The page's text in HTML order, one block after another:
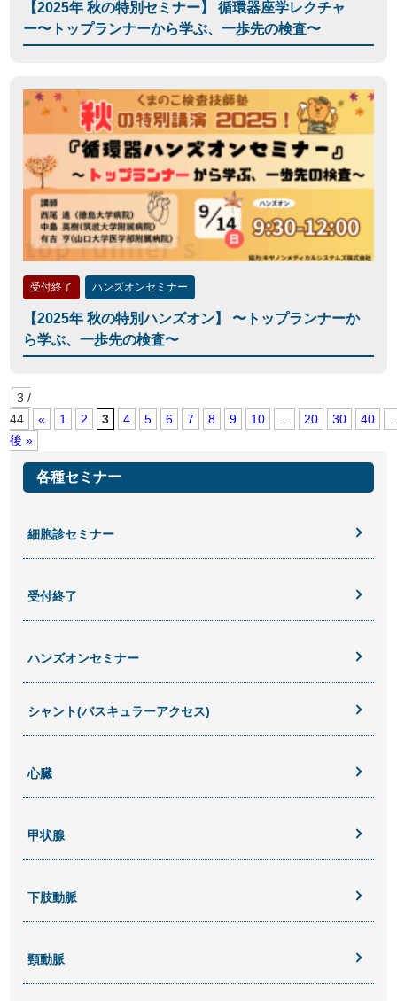
【2025年 秋の特別セミナー】 循環器座学レクチャ
ー〜トップランナーから学ぶ、一歩先の検査〜
受付終了 ハンズオンセミナー
【2025年 秋の特別ハンズオン】 〜トップランナーか
ら学ぶ、一歩先の検査〜
3 /
44
« 1 2 3 4 5 6 7 8 9 10 ... 20 30 40
後 »
各種セミナー
細胞診セミナー
受付終了
ハンズオンセミナー
シャント(バスキュラーアクセス)
心臓
甲状腺
下肢動脈
頸動脈